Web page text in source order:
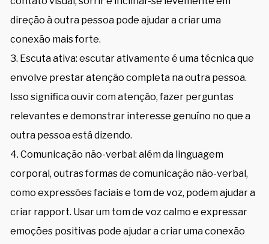
direção à outra pessoa pode ajudar a criar uma
conexão mais forte.
Escuta ativa: escutar ativamente é uma técnica que
envolve prestar atenção completa na outra pessoa.
Isso significa ouvir com atenção, fazer perguntas
relevantes e demonstrar interesse genuíno no que a
outra pessoa está dizendo.
Comunicação não-verbal: além da linguagem
corporal, outras formas de comunicação não-verbal,
como expressões faciais e tom de voz, podem ajudar a
criar rapport. Usar um tom de voz calmo e expressar
emoções positivas pode ajudar a criar uma conexão